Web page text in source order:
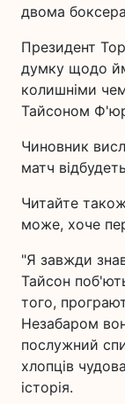
двома
Президент
думку щодо
колишніми
Тайсоном
Чиновник
матч
Читайте
може, хоче
"Я завжди
Тайсон
того,
Незабаром
послужний
хлопців
історія.